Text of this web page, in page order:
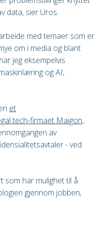
data, sier Uros.
med temaer som er
om i media og blant
jeg eksempelvis
og AI,
et
tech-firmaet Maigon,
av
- ved
som har mulighet til å
gjennom jobben,